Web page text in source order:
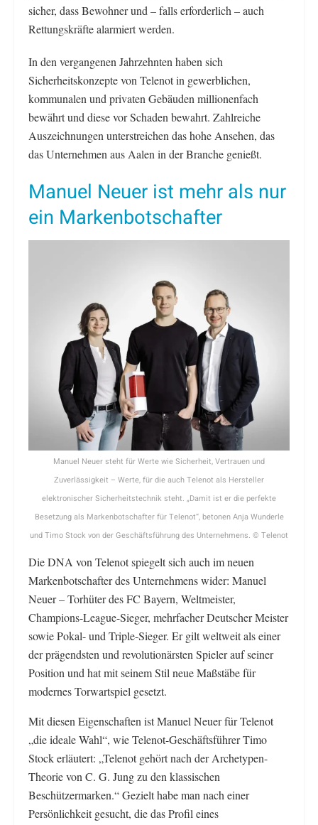
sicher, dass Bewohner und – falls erforderlich – auch
Rettungskräfte alarmiert werden.
In den vergangenen Jahrzehnten haben sich
Sicherheitskonzepte von Telenot in gewerblichen,
kommunalen und privaten Gebäuden millionenfach
bewährt und diese vor Schaden bewahrt. Zahlreiche
Auszeichnungen unterstreichen das hohe Ansehen, das
das Unternehmen aus Aalen in der Branche genießt.
Manuel Neuer ist mehr als nur
ein Markenbotschafter
Manuel Neuer steht für Werte wie Sicherheit, Vertrauen und
Zuverlässigkeit – Werte, für die auch Telenot als Hersteller
elektronischer Sicherheitstechnik steht. „Damit ist er die perfekte
Besetzung als Markenbotschafter für Telenot“, betonen Anja Wunderle
und Timo Stock von der Geschäftsführung des Unternehmens. © Telenot
Die DNA von Telenot spiegelt sich auch im neuen
Markenbotschafter des Unternehmens wider: Manuel
Neuer – Torhüter des FC Bayern, Weltmeister,
Champions-League-Sieger, mehrfacher Deutscher Meister
sowie Pokal- und Triple-Sieger. Er gilt weltweit als einer
der prägendsten und revolutionärsten Spieler auf seiner
Position und hat mit seinem Stil neue Maßstäbe für
modernes Torwartspiel gesetzt.
Mit diesen Eigenschaften ist Manuel Neuer für Telenot
„die ideale Wahl“, wie Telenot-Geschäftsführer Timo
Stock erläutert: „Telenot gehört nach der Archetypen-
Theorie von C. G. Jung zu den klassischen
Beschützermarken.“ Gezielt habe man nach einer
Persönlichkeit gesucht, die das Profil eines